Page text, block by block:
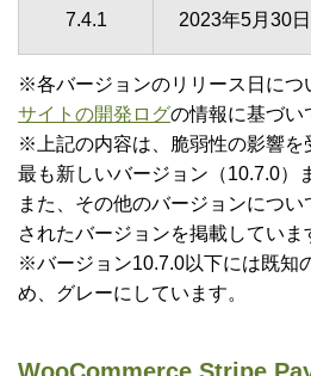
7.4.1 2023年5月30日
※各バージョンのリリース日につ
サイトの開発ログの情報に基づい
※上記の内容は、脆弱性の影響を
最も新しいバージョン（10.7.0）
また、その他のバージョンにつ
されたバージョンを掲載していま
※バージョン10.7.0以下には既知
め、グレーにしています。